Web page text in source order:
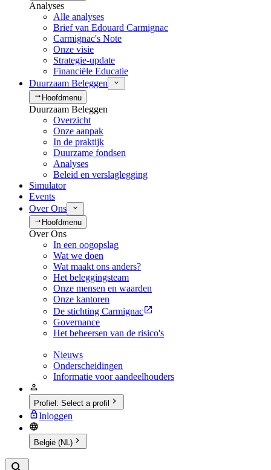
Analyses
Alle analyses
Brief van Edouard Carmignac
Carmignac's Note
Onze visie
Strategie-update
Financiële Educatie
Duurzaam Beleggen
Hoofdmenu
Duurzaam Beleggen
Overzicht
Onze aanpak
In de praktijk
Duurzame fondsen
Analyses
Beleid en verslaglegging
Simulator
Events
Over Ons
Hoofdmenu
Over Ons
In een oogopslag
Wat we doen
Wat maakt ons anders?
Het beleggingsteam
Onze mensen en waarden
Onze kantoren
De stichting Carmignac
Governance
Het beheersen van de risico's
Nieuws
Onderscheidingen
Informatie voor aandeelhouders
Profiel : Select a profil
Inloggen
België (NL)